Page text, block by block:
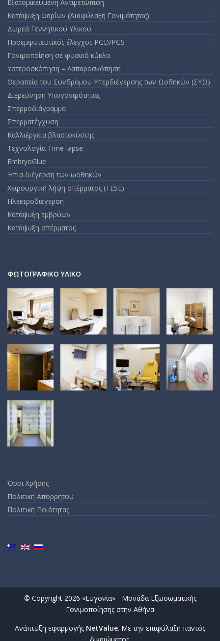
Εξατομικευμένη Αντιμετώπιση
Κατάψυξη ωαρίων (Διαφύλαξη Γονιμότητας)
Δωρεά Γεννητικού Υλικού
Προεμφυτευτικός έλεγχος PGD/PGS
Γονιμοποίηση σε φυσικό κύκλο
Υστεροσκόπηση – Λαπαροσκόπηση
Θεραπεία του Συνδρόμου Υπερδιέγερσης των Ωοθηκών (ΣΥΩ)
Διερεύνηση Υπογονιμότητας
Σπερμοδιάγραμμα
Σπερματέγχυση
Καλλιέργεια βλαστοκύστης
Τεχνολογία Time-lapse
EmbryoGlue
Ήπια διέγερση των ωοθηκών
Χειρουργική λήψη σπέρματος (TESE)
Ηλεκτροδιέγερση
Κατάψυξη εμβρύων
Κατάψυξη σπέρματος
ΦΩΤΟΓΡΑΦΙΚΌ ΥΛΙΚΌ
Όροι Χρήσης
Πολιτική Απορρήτου
Πολιτική Ποιότητας
© Copyright 2026 «Ευγονία» - Μονάδα Εξωσωματικής
Γονιμοποίησης στην Αθήνα
Ανάπτυξη εφαρμογής NetValue. Με την επιφύλαξη παντός